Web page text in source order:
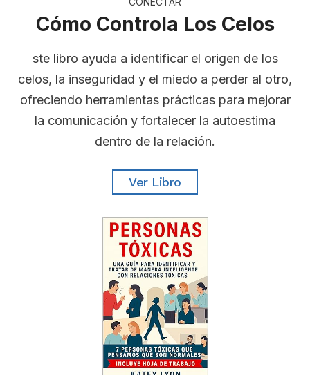
Cómo Controla Los Celos
ste libro ayuda a identificar el origen de los
celos, la inseguridad y el miedo a perder al otro,
ofreciendo herramientas prácticas para mejorar
la comunicación y fortalecer la autoestima
dentro de la relación.
Ver Libro